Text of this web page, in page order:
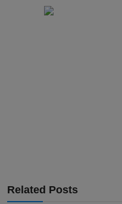
Related Posts